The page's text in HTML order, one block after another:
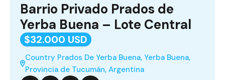
Barrio Privado Prados de
Yerba Buena – Lote Central
$32.000 USD
Country Prados De Yerba Buena, Yerba Buena,
Provincia de Tucumán, Argentina